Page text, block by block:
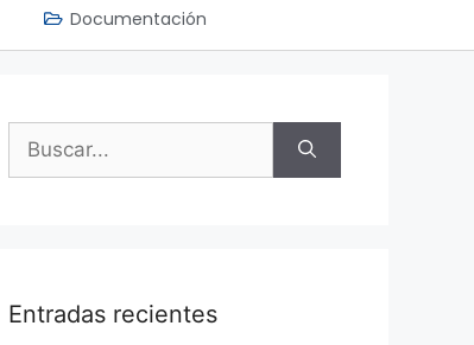
Documentación
Entradas recientes